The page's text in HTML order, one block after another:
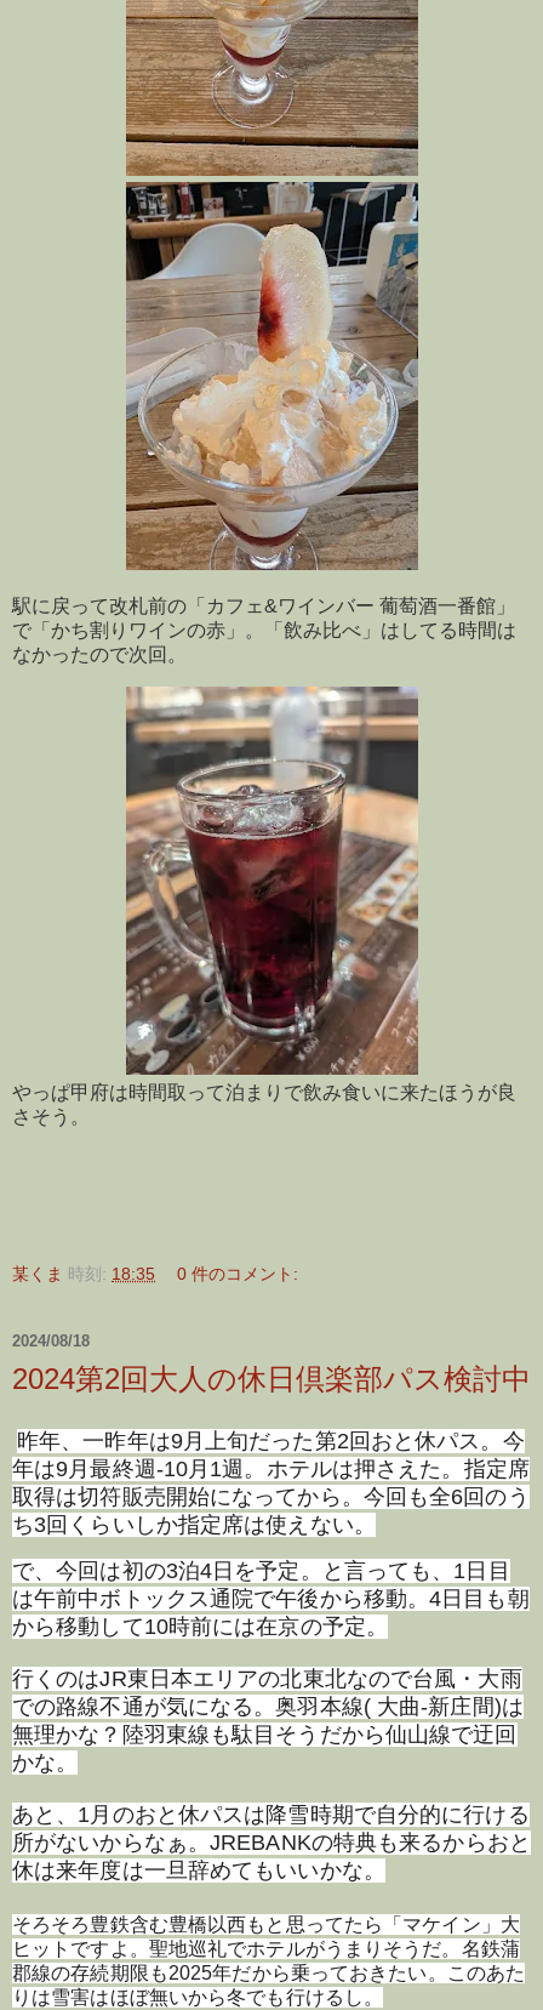
駅に戻って改札前の「カフェ&ワインバー 葡萄酒一番館」
で「かち割りワインの赤」。「飲み比べ」はしてる時間は
なかったので次回。
やっぱ甲府は時間取って泊まりで飲み食いに来たほうが良
さそう。
某くま 時刻: 18:35 0 件のコメント:
2024/08/18
2024第2回大人の休日倶楽部パス検討中
昨年、一昨年は9月上旬だった第2回おと休パス。今
年は9月最終週-10月1週。ホテルは押さえた。指定席
取得は切符販売開始になってから。今回も全6回のう
ち3回くらいしか指定席は使えない。
で、今回は初の3泊4日を予定。と言っても、1日目
は午前中ボトックス通院で午後から移動。4日目も朝
から移動して10時前には在京の予定。
行くのはJR東日本エリアの北東北なので台風・大雨
での路線不通が気になる。奥羽本線( 大曲-新庄間)は
無理かな？陸羽東線も駄目そうだから仙山線で迂回
かな。
あと、1月のおと休パスは降雪時期で自分的に行ける
所がないからなぁ。JREBANKの特典も来るからおと
休は来年度は一旦辞めてもいいかな。
そろそろ豊鉄含む豊橋以西もと思ってたら「マケイン」大
ヒットですよ。聖地巡礼でホテルがうまりそうだ。名鉄蒲
郡線の存続期限も2025年だから乗っておきたい。このあた
りは雪害はほぼ無いから冬でも行けるし。